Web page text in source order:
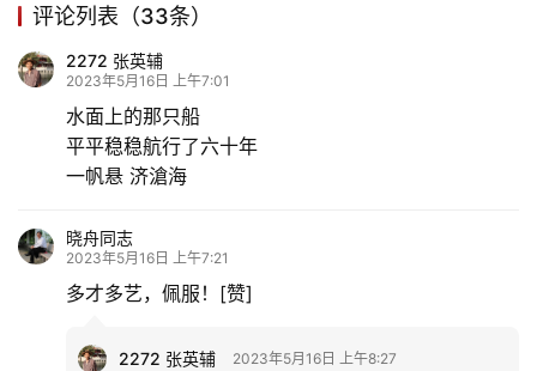
评论列表（33条）
2272 张英辅
2023年5月16日 上午7:01
水面上的那只船
平平稳稳航行了六十年
一帆悬 济滄海
晓舟同志
2023年5月16日 上午7:21
多才多艺，佩服！[赞]
2272 张英辅 2023年5月16日 上午8:27